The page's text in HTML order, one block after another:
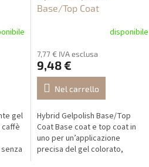
gel
caffè
Base/Top Coat
disponibile
7,77 € IVA esclusa
9,48 €
Nel carrello
Hybrid Gelpolish Base/Top
Coat Base coat e top coat in
uno per un’applicazione
precisa del gel colorato,